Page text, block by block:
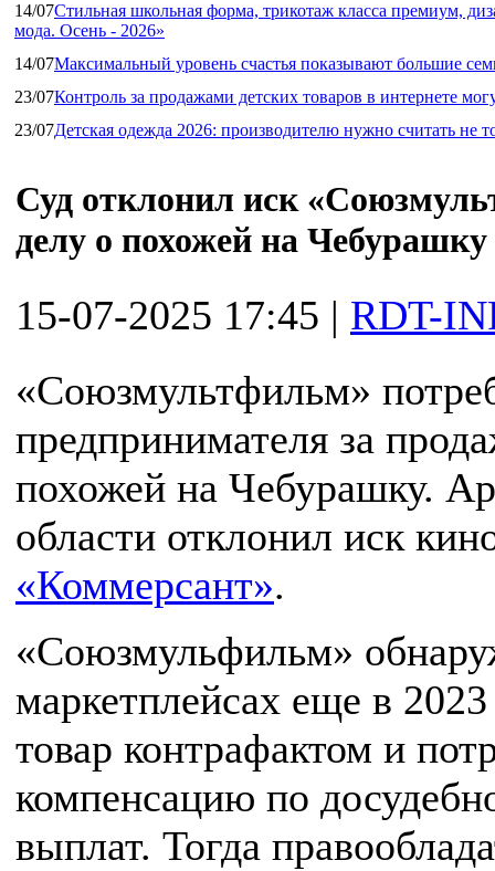
14/07Стильная школьная форма, трикотаж класса премиум,
мода. Осень - 2026»
14/07Максимальный уровень счастья показывают большие
23/07Контроль за продажами детских товаров в интернете
23/07Детская одежда 2026: производителю нужно считать не
Суд отклонил иск
делу о похожей на
15-07-2025 17:45 | RDT-
«Союзмультфильм»
предпринимателя за
похожей на Чебурашку.
области отклонил иск
«Коммерсант».
«Союзмульфильм»
маркетплейсах еще в
товар контрафактом и
компенсацию по
выплат. Тогда